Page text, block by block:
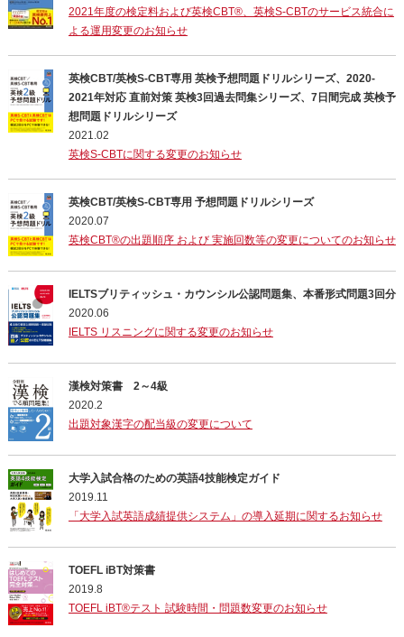
2021年度の検定料および英検CBT®、英検S-CBTのサービス統合に
よる運用変更のお知らせ
英検CBT/英検S-CBT専用 英検予想問題ドリルシリーズ、2020-
2021年対応 直前対策 英検3回過去問集シリーズ、7日間完成 英検予
想問題ドリルシリーズ
2021.02
英検S-CBTに関する変更のお知らせ
英検CBT/英検S-CBT専用 予想問題ドリルシリーズ
2020.07
英検CBT®の出題順序 および 実施回数等の変更についてのお知らせ
IELTSブリティッシュ・カウンシル公認問題集、本番形式問題3回分
2020.06
IELTS リスニングに関する変更のお知らせ
漢検対策書 2～4級
2020.2
出題対象漢字の配当級の変更について
大学入試合格のための英語4技能検定ガイド
2019.11
「大学入試英語成績提供システム」の導入延期に関するお知らせ
TOEFL iBT対策書
2019.8
TOEFL iBT®テスト 試験時間・問題数変更のお知らせ